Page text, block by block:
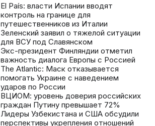
El País: власти Испании вводят
контроль на границе для
путешественников из Италии
Зеленский заявил о тяжелой ситуации
для ВСУ под Славянском
Экс-президент Финляндии отметил
важность диалога Европы с Россией
The Atlantic: Маск отказывается
помогать Украине с наведением
ударов по России
ВЦИОМ: уровень доверия российских
граждан Путину превышает 72%
Лидеры Узбекистана и США обсудили
перспективы укрепления отношений